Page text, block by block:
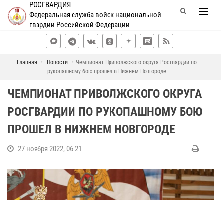
РОСГВАРДИЯ
Федеральная служба войск национальной
гвардии Российской Федерации
Главная Новости
Чемпионат Приволжского округа Росгвардии по
рукопашному бою прошел в Нижнем Новгороде
ЧЕМПИОНАТ ПРИВОЛЖСКОГО ОКРУГА
РОСГВАРДИИ ПО РУКОПАШНОМУ БОЮ
ПРОШЕЛ В НИЖНЕМ НОВГОРОДЕ
27 ноября 2022, 06:21